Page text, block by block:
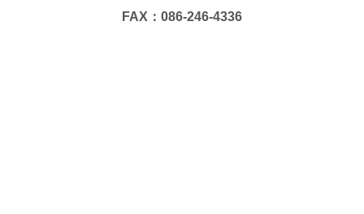
FAX：086-246-4336